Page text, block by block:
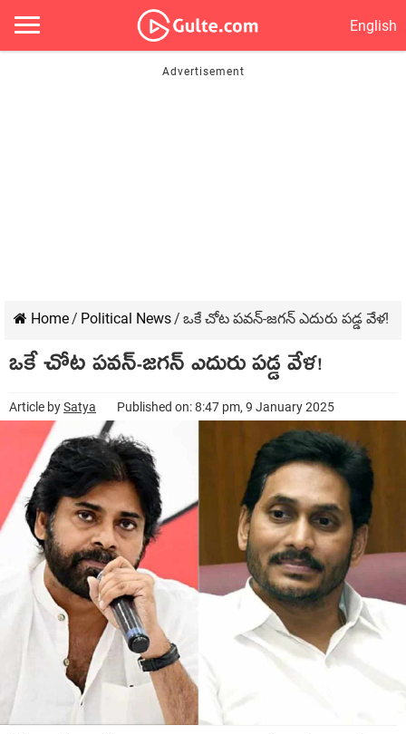
English
Home/ Political News/ ఒకే చోట ప‌వ‌న్‌-జ‌గ‌న్ ఎదురు పడ్డ వేళ‌!
ఒకే చోట ప‌వ‌న్‌-జ‌గ‌న్ ఎదురు పడ్డ వేళ‌!
Article bySatya Published on: 8:47 pm, 9 January 2025